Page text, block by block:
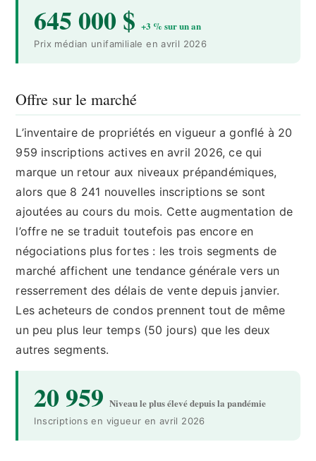
645 000 $ +3 % sur un an
Prix médian unifamiliale en avril 2026
Offre sur le marché
L’inventaire de propriétés en vigueur a gonflé à 20
959 inscriptions actives en avril 2026, ce qui
marque un retour aux niveaux prépandémiques,
alors que 8 241 nouvelles inscriptions se sont
ajoutées au cours du mois. Cette augmentation de
l’offre ne se traduit toutefois pas encore en
négociations plus fortes : les trois segments de
marché affichent une tendance générale vers un
resserrement des délais de vente depuis janvier.
Les acheteurs de condos prennent tout de même
un peu plus leur temps (50 jours) que les deux
autres segments.
20 959 Niveau le plus élevé depuis la pandémie
Inscriptions en vigueur en avril 2026